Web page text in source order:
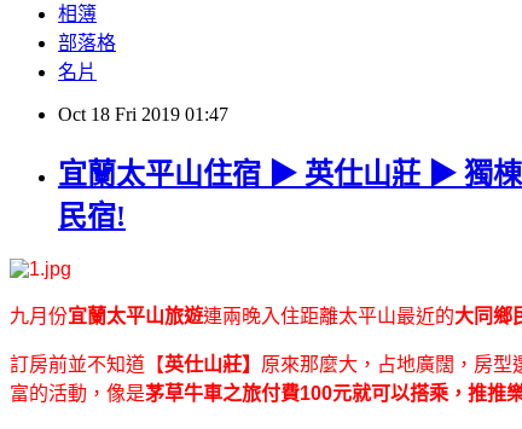
相簿
部落格
名片
Oct 18 Fri 2019 01:47
宜蘭太平山住宿 ▶ 英仕山莊 ▶ 獨
民宿!
九月份宜蘭太平山旅遊連兩晚入住距離太平山最近的大同鄉
訂房前並不知道【英仕山莊】 原來那麼大，占地廣闊，房
富的活動，像是茅草牛車之旅付費100元就可以搭乘，推推